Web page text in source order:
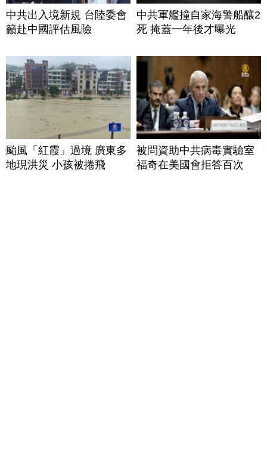
中共出入境新規 台陸委會
籲赴中國評估風險
中共軍艦撞自家海警船釀2
死 掩蓋一年後才曝光
颱風「紅霞」過境 廣東多
地現洪災 小孩被捲飛
被問資助中共病毒實驗室
福奇在美國會拒答百次